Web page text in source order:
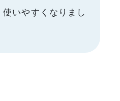
いやすくなりまし